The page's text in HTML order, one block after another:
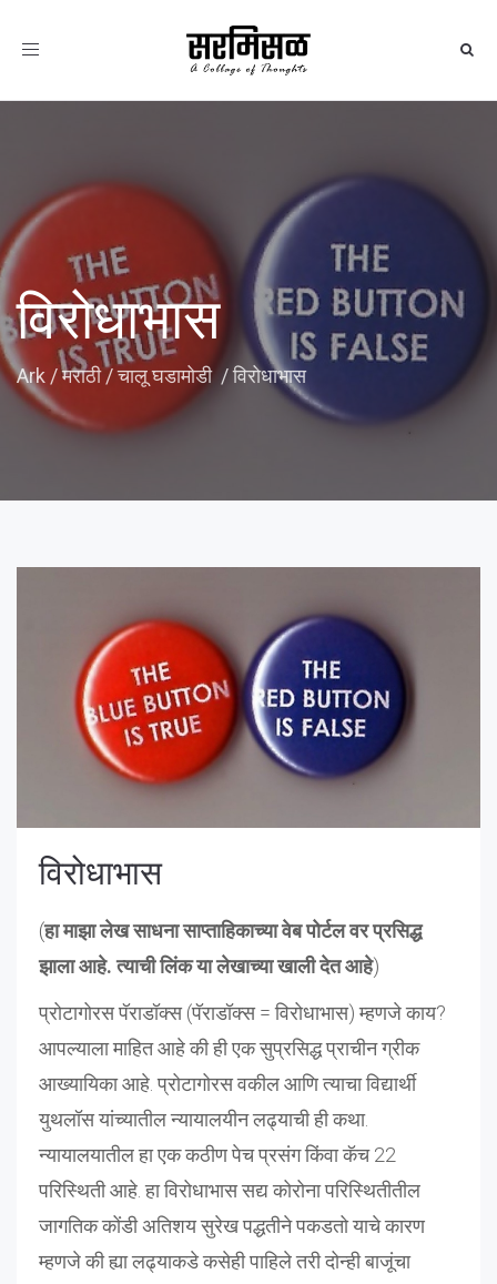
Toggle
विरोधाभास
Ark /मराठी/चालू घडामोडी /विरोधाभास
विरोधाभास
(हा माझा लेख साधना साप्ताहिकाच्या वेब पोर्टल वर प्रसिद्ध
झाला आहे. त्याची लिंक या लेखाच्या खाली देत आहे)
प्रोटागोरस पॅराडॉक्स (पॅराडॉक्स = विरोधाभास) म्हणजे काय?
आपल्याला माहित आहे की ही एक सुप्रसिद्ध प्राचीन ग्रीक
आख्यायिका आहे. प्रोटागोरस वकील आणि त्याचा विद्यार्थी
युथलॉस यांच्यातील न्यायालयीन लढ्याची ही कथा.
न्यायालयातील हा एक कठीण पेच प्रसंग किंवा कॅच 22
परिस्थिती आहे. हा विरोधाभास सद्य कोरोना परिस्थितीतील
जागतिक कोंडी अतिशय सुरेख पद्धतीने पकडतो याचे कारण
म्हणजे की ह्या लढ्याकडे कसेही पाहिले तरी दोन्ही बाजूंचा